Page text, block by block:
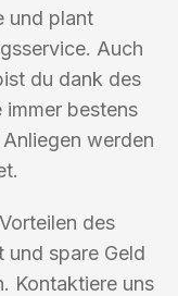
und plant
Auch
du dank des
immer bestens
werden
des
und spare Geld
Kontaktiere uns